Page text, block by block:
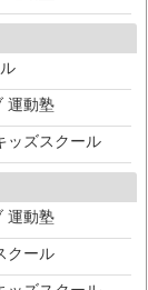
運動塾
ッズスクール
運動塾
クール